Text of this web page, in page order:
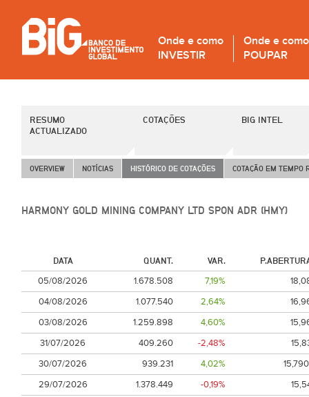
Onde e como
INVESTIR
Onde e como
POUPAR
RESUMO
ACTUALIZADO
COTAÇÕES BIG INTEL
OVERVIEW NOTÍCIAS HISTÓRICO DE COTAÇÕES COTAÇÃO EM TEMPO
HARMONY GOLD MINING COMPANY LTD SPON ADR (HMY)
DATA QUANT. VAR.
05/08/2026
1.678.508 7,19%
04/08/2026
1.077.540 2,64%
03/08/2026
1.259.898 4,60%
31/07/2026
409.260 -2,48%
30/07/2026
939.231 4,02%
29/07/2026
1.378.449 -0,19%